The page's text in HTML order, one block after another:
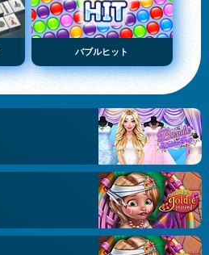
バブルヒット